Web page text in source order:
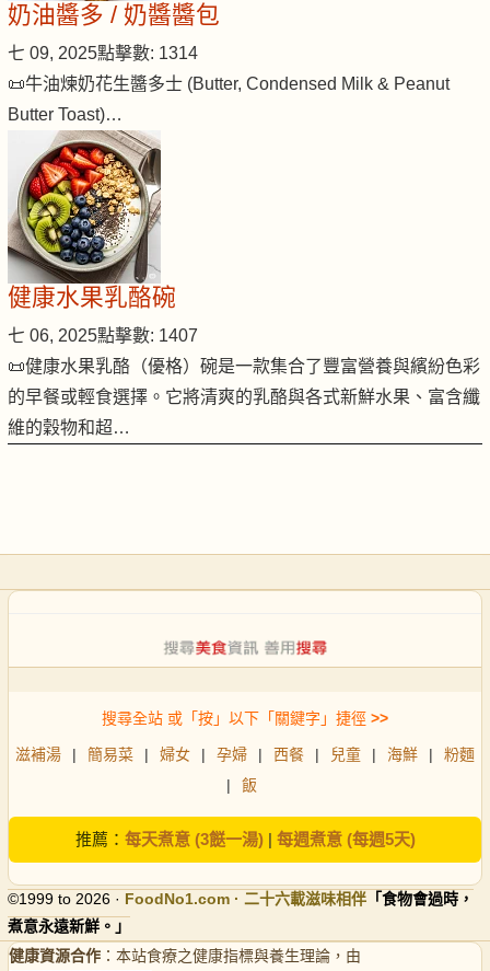
奶油醬多 / 奶醬醬包
七 09, 2025點擊數: 1314
📜牛油煉奶花生醬多士 (Butter, Condensed Milk & Peanut
Butter Toast)…
健康水果乳酪碗
七 06, 2025點擊數: 1407
📜健康水果乳酪（優格）碗是一款集合了豐富營養與繽紛色彩
的早餐或輕食選擇。它將清爽的乳酪與各式新鮮水果、富含纖
維的穀物和超…
搜尋全站 或「按」以下「關鍵字」捷徑 >>
滋補湯 | 簡易菜 | 婦女 | 孕婦 | 西餐 | 兒童 | 海鮮 |
粉麵
|
飯
推薦： 每天煮意 (3餸一湯)| 每週煮意 (每週5天)
©1999 to 2026 · FoodNo1.com · 二十六載滋味相伴 「食物會過時，
煮意永遠新鮮。」
健康資源合作 ：本站食療之健康指標與養生理論，由